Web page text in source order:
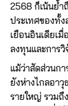
2568 ก็เน้นย้ำ
ประเทศของทั้
เยือนอินเดียเ
ลงทุนและการ
แม้ว่าสัดส่วนกา
ยังห่างไกลอา
รายใหญ่ รวมถึ